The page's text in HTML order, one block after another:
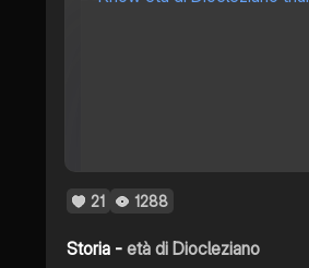
21 1288
Storia -età di Diocleziano